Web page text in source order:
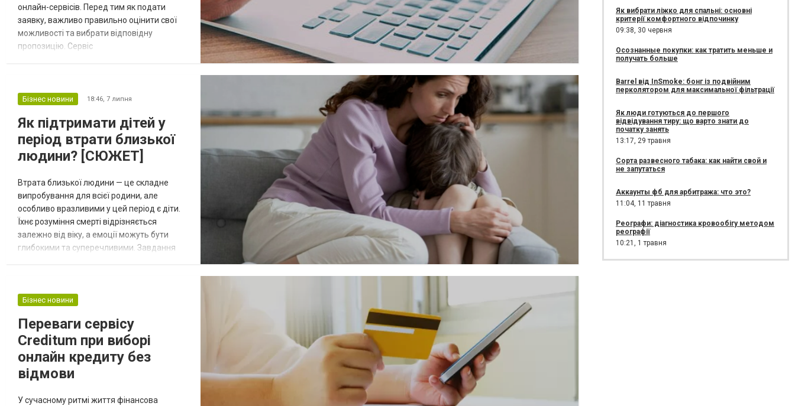
онлайн-сервісів. Перед тим як подати
заявку, важливо правильно оцінити свої
можливості та вибрати відповідну
пропозицію. Сервіс
різних фінансових компаній, аналізувати
відповідає індивідуальним потребам.
Онлайн-кредитування дозволяє оформити
Бізнес новини 18:46, 7 липня
Як підтримати дітей у
період втрати близької
людини? [СЮЖЕТ]
Втрата близької людини — це складне
випробування для всієї родини, але
особливо вразливими у цей період є діти.
Їхнє розуміння смерті відрізняється
залежно від віку, а емоції можуть бути
глибокими та суперечливими. Завдання
реальності. Як допомогти дитині прожити
cremation.com.ua! У перші дні після втрати...
Бізнес новини
Переваги сервісу
Creditum при виборі
онлайн кредиту без
відмови
У сучасному ритмі життя фінансова
Як вибрати ліжко для спальні: основні
критерії комфортного відпочинку
09:38, 30 червня
Осознанные покупки: как тратить меньше и
получать больше
Barrel від InSmoke: бонг із подвійним
перколятором для максимальної фільтрації
Як люди готуються до першого
відвідування тиру: що варто знати до
початку занять
13:17, 29 травня
Сорта развесного табака: как найти свой и
не запутаться
Аккаунты фб для арбитража: что это?
11:04, 11 травня
Реографи: діагностика кровообігу методом
реографії
10:21, 1 травня